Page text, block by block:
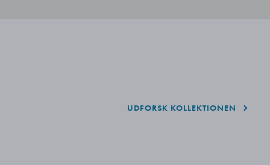
UDFORSK KOLLEKTIONEN